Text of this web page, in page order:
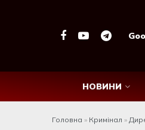
НОВИНИ
Головна » Кримінал »